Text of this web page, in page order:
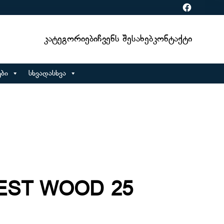
Facebook
ᲙატეგორიებიᲩვენს ᲨესახებᲙონტაქტი
სხვადასხვა
WOOD 25